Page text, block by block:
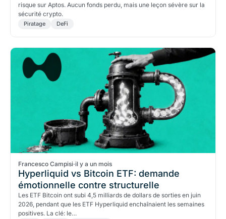
risque sur Aptos. Aucun fonds perdu, mais une leçon sévère sur la
sécurité crypto.
Piratage DeFi
Francesco Campisi·il y a un mois
Hyperliquid vs Bitcoin ETF: demande
émotionnelle contre structurelle
Les ETF Bitcoin ont subi 4,5 milliards de dollars de sorties en juin
2026, pendant que les ETF Hyperliquid enchaînaient les semaines
positives. La clé: le…